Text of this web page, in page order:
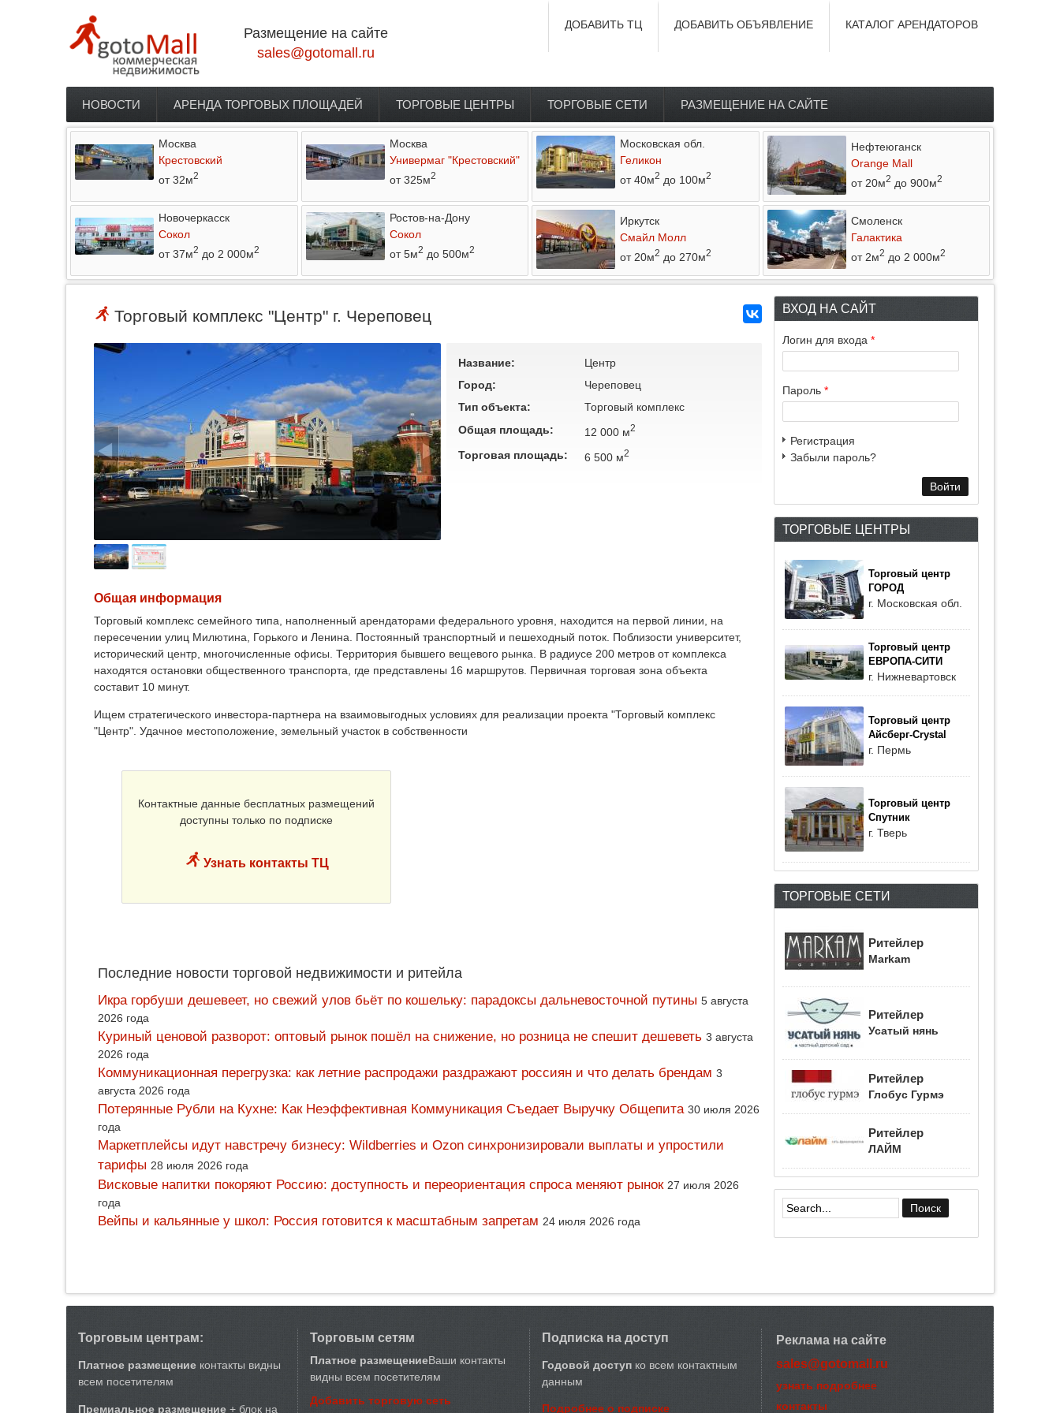
Размещение на сайте
sales@gotomall.ru
КАТАЛОГ АРЕНДАТОРОВ
ДОБАВИТЬ ОБЪЯВЛЕНИЕ
ДОБАВИТЬ ТЦ
Главное меню
НОВОСТИ АРЕНДА ТОРГОВЫХ ПЛОЩАДЕЙ ТОРГОВЫЕ ЦЕНТРЫ ТОРГОВЫЕ СЕТИ РАЗМЕЩЕНИЕ НА САЙТЕ
Москва
Крестовский
от 32м2
Москва
Универмаг "Крестовский"
от 325м2
Московская обл.
Геликон
от 40м2 до 100м2
Нефтеюганск
Orange Mall
от 20м2 до 900м2
Новочеркасск
Сокол
от 37м2 до 2 000м2
Ростов-на-Дону
Сокол
от 5м2 до 500м2
Иркутск
Смайл Молл
от 20м2 до 270м2
Смоленск
Галактика
от 2м2 до 2 000м2
Торговый комплекс "Центр" г. Череповец
Название:
Центр
Город:
Череповец
Тип объекта:
Торговый комплекс
Общая площадь:
12 000 м2
Торговая площадь: 6 500 м2
Общая информация
Торговый комплекс семейного типа, наполненный арендаторами федерального уровня, находится на первой линии, на
пересечении улиц Милютина, Горького и Ленина. Постоянный транспортный и пешеходный поток. Поблизости университет,
исторический центр, многочисленные офисы. Территория бывшего вещевого рынка. В радиусе 200 метров от комплекса
находятся остановки общественного транспорта, где представлены 16 маршрутов. Первичная торговая зона объекта
составит 10 минут.
Ищем стратегического инвестора-партнера на взаимовыгодных условиях для реализации проекта "Торговый комплекс
"Центр". Удачное местоположение, земельный участок в собственности
Контактные данные бесплатных размещений
доступны только по подписке
Узнать контакты ТЦ
Последние новости торговой недвижимости и ритейла
Икра горбуши дешевеет, но свежий улов бьёт по кошельку: парадоксы дальневосточной путины 5 августа
2026 года
Куриный ценовой разворот: оптовый рынок пошёл на снижение, но розница не спешит дешеветь 3 августа
2026 года
Коммуникационная перегрузка: как летние распродажи раздражают россиян и что делать брендам 3
августа 2026 года
Потерянные Рубли на Кухне: Как Неэффективная Коммуникация Съедает Выручку Общепита 30 июля 2026
года
Маркетплейсы идут навстречу бизнесу: Wildberries и Ozon синхронизировали выплаты и упростили
тарифы 28 июля 2026 года
Висковые напитки покоряют Россию: доступность и переориентация спроса меняют рынок 27 июля 2026
года
Вейпы и кальянные у школ: Россия готовится к масштабным запретам 24 июля 2026 года
ВХОД НА САЙТ
Логин для входа *
Пароль *
Регистрация
Забыли пароль?
ТОРГОВЫЕ ЦЕНТРЫ
Торговый центр
ГОРОД
г. Московская обл.
Торговый центр
ЕВРОПА-СИТИ
г. Нижневартовск
Торговый центр
Айсберг-Crystal
г. Пермь
Торговый центр
Спутник
г. Тверь
ТОРГОВЫЕ СЕТИ
Ритейлер
Markam
Ритейлер
Усатый нянь
Ритейлер
Глобус Гурмэ
Ритейлер
ЛАЙМ
Форма поиска
Торговым центрам:
Платное размещение контакты видны
всем посетителям
Премиальное размещение + блок на
Торговым сетям
Платное размещениеВаши контакты
видны всем посетителям
Добавить торговую сеть
Подписка на доступ
Годовой доступ ко всем контактным
данным
Подробнее о подписке
Реклама на сайте
sales@gotomall.ru
узнать подробнее
контакты